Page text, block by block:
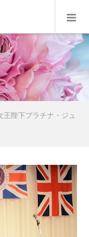
王陛下プラチナ・ジュ